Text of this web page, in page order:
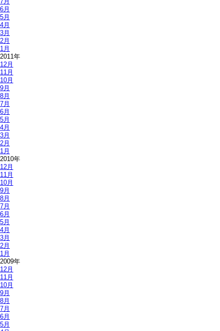
6月
5月
4月
3月
2月
1月
2011年
12月
11月
10月
9月
8月
7月
6月
5月
4月
3月
2月
1月
2010年
12月
11月
10月
9月
8月
7月
6月
5月
4月
3月
2月
1月
2009年
12月
11月
10月
9月
8月
7月
6月
5月